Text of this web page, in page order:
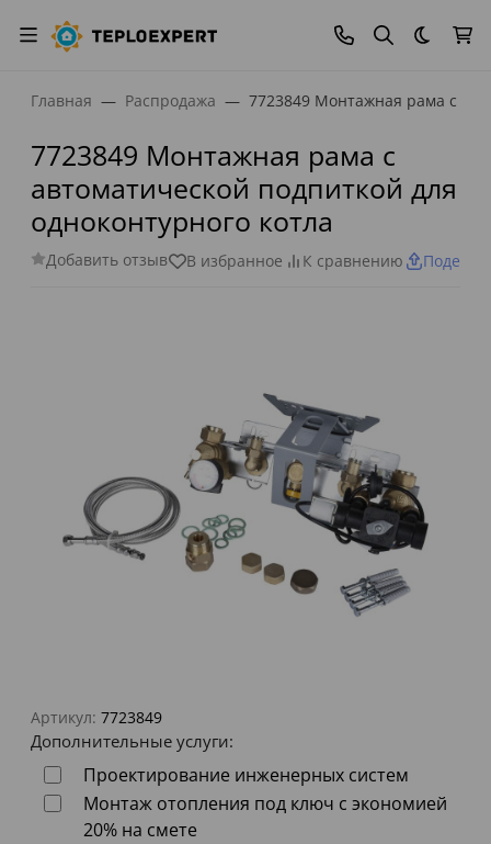
Темная
Главная Распродажа 7723849 Монтажная рама с
7723849 Монтажная рама с
автоматической подпиткой для
одноконтурного котла
Добавить отзыв В избранное К сравнению
Артикул: 7723849
Дополнительные услуги:
Проектирование инженерных систем
Монтаж отопления под ключ с экономией
20% на смете